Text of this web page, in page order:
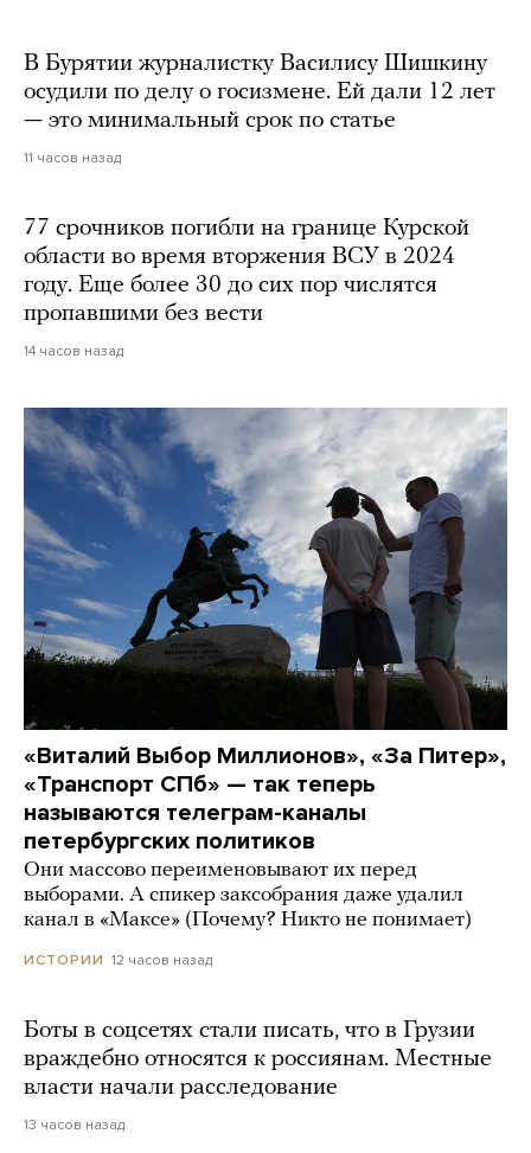
В Бурятии журналистку Василису Шишкину
осудили по делу о госизмене. Ей дали 12 лет
— это минимальный срок по статье
11 часов назад
77 срочников погибли на границе Курской
области во время вторжения ВСУ в 2024
году. Еще более 30 до сих пор числятся
пропавшими без вести
14 часов назад
«Виталий Выбор Миллионов», «За Питер»,
«Транспорт СПб» — так теперь
называются телеграм-каналы
петербургских политиков
Они массово переименовывают их перед
выборами. А спикер заксобрания даже удалил
канал в «Максе» (Почему? Никто не понимает)
ИСТОРИИ 12 часов назад
Боты в соцсетях стали писать, что в Грузии
враждебно относятся к россиянам. Местные
власти начали расследование
13 часов назад